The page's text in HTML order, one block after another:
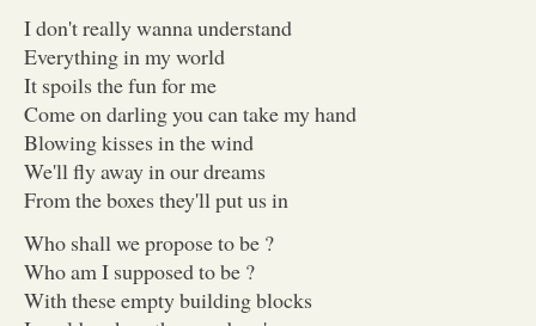
I don't really wanna understand
Everything in my world
It spoils the fun for me
Come on darling you can take my hand
Blowing kisses in the wind
We'll fly away in our dreams
From the boxes they'll put us in
Who shall we propose to be ?
Who am I supposed to be ?
With these empty building blocks